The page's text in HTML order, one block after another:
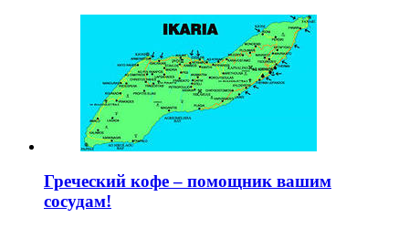
Греческий кофе – помощник вашим
сосудам!